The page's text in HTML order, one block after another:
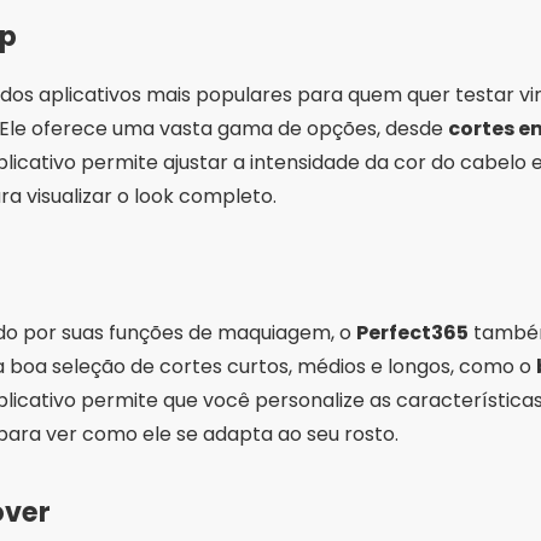
aplicativos mais populares para quem quer testar
oferece uma vasta gama de opções, desde cortes
permite ajustar a intensidade da cor do cabelo
visualizar o look completo.
por suas funções de maquiagem, o Perfect365
seleção de cortes curtos, médios e longos, como o
permite que você personalize as
ver como ele se adapta ao seu rosto.